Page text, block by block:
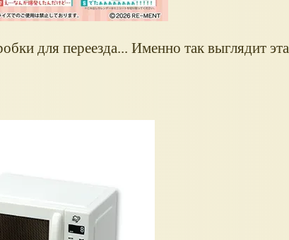
для переезда... Именно так выглядит эта